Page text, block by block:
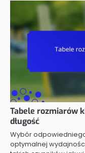
Tabele rozmiarów
długość
Wybór
optymalnej